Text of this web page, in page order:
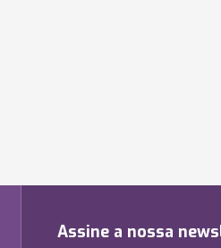
Assine a nossa